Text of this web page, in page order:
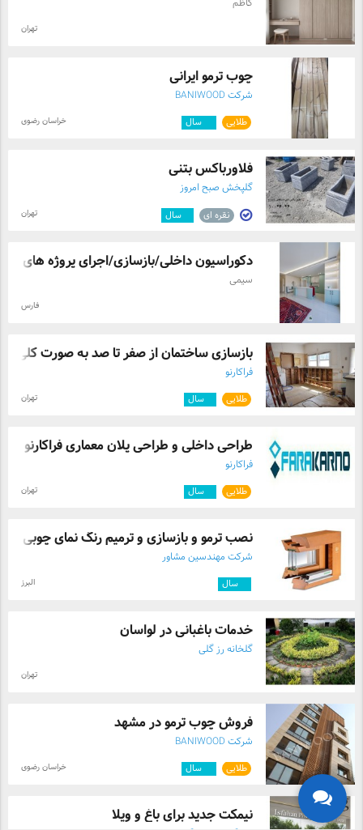
کاظم
تهران
چوب ترمو ایرانی
شرکت BANIWOOD
طلایی سال خراسان رضوی
فلاورباکس بتنی
گلپخش صبح امروز
نقره ای سال تهران
دکوراسیون داخلی/بازسازی/اجرای پروژه های ...
سیمی
فارس
بازسازی ساختمان از صفر تا صد به صورت کلی ...
فراکارنو
طلایی سال تهران
طراحی داخلی و طراحی پلان معماری فراکارنو
فراکارنو
طلایی سال تهران
نصب ترمو و بازسازی و ترمیم رنگ نمای چوبی
شرکت مهندسین مشاور
سال البرز
خدمات باغبانی در لواسان
گلخانه رز گلی
تهران
فروش چوب ترمو در مشهد
شرکت BANIWOOD
طلایی سال خراسان رضوی
نیمکت جدید برای باغ و ویلا